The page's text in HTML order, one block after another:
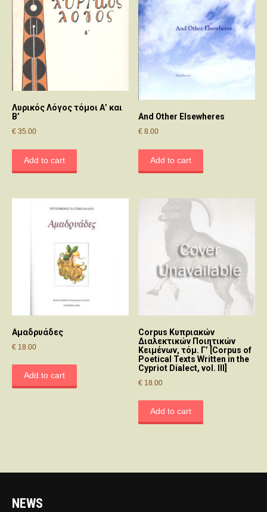
Λυρικός Λόγος τόμοι Α’ και
Β’
€ 35.00
Add to cart
And Other Elsewheres
€ 8.00
Add to cart
Αμαδρυάδες
€ 18.00
Add to cart
Corpus Κυπριακών
Διαλεκτικών Ποιητικών
Κειμένων, τόμ. Γ’ [Corpus of
Poetical Texts Written in the
Cypriot Dialect, vol. III]
€ 18.00
Add to cart
NEWS